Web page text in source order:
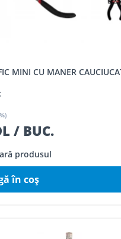
MINI CU MANER
/ BUC.
produsul
în coş